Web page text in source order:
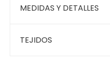
MEDIDAS Y DETALLES
TEJIDOS